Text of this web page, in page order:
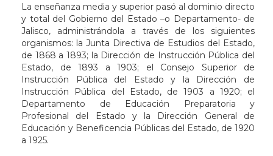
La enseñanza media y superior pasó al dominio directo
y total del Gobierno del Estado –o Departamento- de
Jalisco, administrándola a través de los siguientes
organismos: la Junta Directiva de Estudios del Estado,
de 1868 a 1893; la Dirección de Instrucción Pública del
Estado, de 1893 a 1903; el Consejo Superior de
Instrucción Pública del Estado y la Dirección de
Instrucción Pública del Estado, de 1903 a 1920; el
Departamento de Educación Preparatoria y
Profesional del Estado y la Dirección General de
Educación y Beneficencia Públicas del Estado, de 1920
a 1925.